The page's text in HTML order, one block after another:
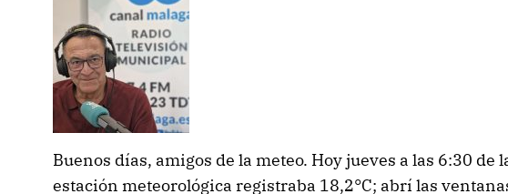
Buenos días, amigos de la meteo. Hoy jueves a las 6:30 de
estación meteorológica registraba 18,2°C; abrí las